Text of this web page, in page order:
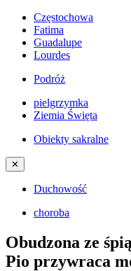
Częstochowa
Fatima
Guadalupe
Lourdes
Podróż
pielgrzymka
Ziemia Święta
Obiekty sakralne
✕
Duchowość
choroba
Obudzona ze
Pio przywraca